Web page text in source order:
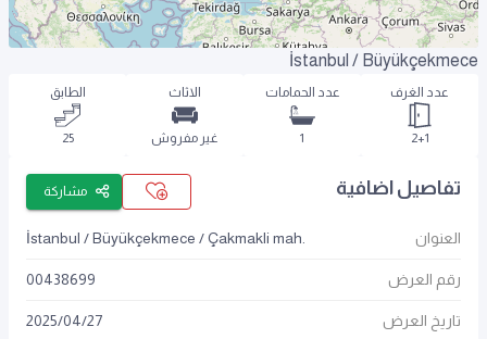
İstanbul / Büyükçekmece
عدد الغرف
2+1
عدد الحمامات
1
الاثاث
غير مفروش
الطابق
25
تفاصيل اضافية مشاركة
العنوان İstanbul / Büyükçekmece / Çakmakli mah.
رقم العرض 00438699
تاريخ العرض 2025/04/27